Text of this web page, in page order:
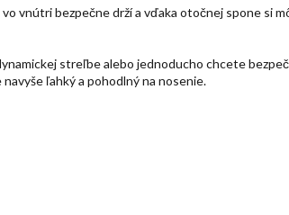
vnútri bezpečne drží a vďaka otočnej spone si
streľbe alebo jednoducho chcete
ľahký a pohodlný na nosenie.